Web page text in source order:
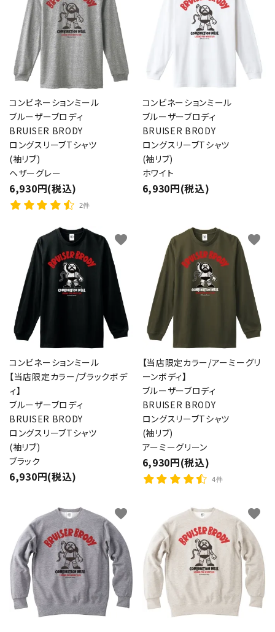
コンビネーションミール
ブルーザーブロディ
BRUISER BRODY
ロングスリーブTシャツ
(袖リブ)
ヘザーグレー
6,930円(税込)
2件
コンビネーションミール
ブルーザーブロディ
BRUISER BRODY
ロングスリーブTシャツ
(袖リブ)
ホワイト
6,930円(税込)
コンビネーションミール
【当店限定カラー/ブラックボデ
ィ】
ブルーザーブロディ
BRUISER BRODY
ロングスリーブTシャツ
(袖リブ)
ブラック
6,930円(税込)
favorite
【当店限定カラー/アーミーグリ
ーンボディ】
ブルーザーブロディ
BRUISER BRODY
ロングスリーブTシャツ
(袖リブ)
アーミーグリーン
6,930円(税込)
4件
favorite
favorite favorite